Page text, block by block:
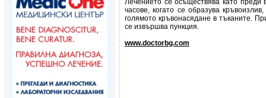
Лечението се осъществява като преди
часове, когато се образува
голямото кръвонасядане в тъканите.
се извършва пункция.
www.doctorbg.com